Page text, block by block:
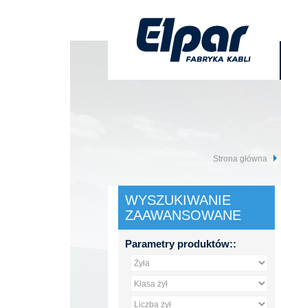
Strona główna
WYSZUKIWANIE
ZAAWANSOWANE
Parametry produktów::